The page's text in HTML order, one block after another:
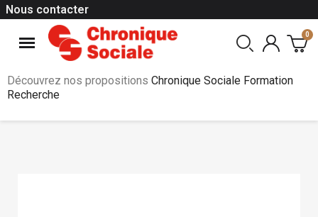
Nous contacter
Découvrez nos propositions Chronique Sociale Formation
Recherche